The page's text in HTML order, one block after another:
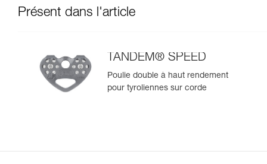
Présent dans l'article
TANDEM® SPEED
Poulie double à haut rendement
pour tyroliennes sur corde